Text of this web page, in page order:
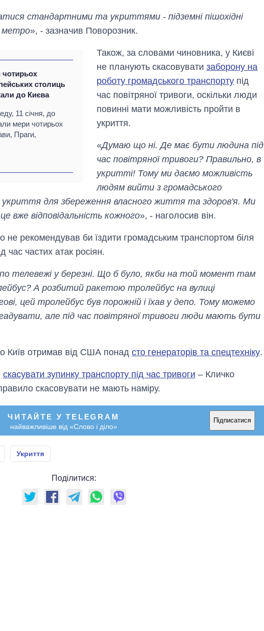
стандартними та укриттями - підземні пішохідні
метро», - зазначив Поворозник.
столиць
до Києва
11 січня, до
мери чотирьох
Праги,
Також, за словами чиновника, у Києві
не планують скасовуватизаборону на
роботу громадського транспорту під
час повітряної тривоги, оскільки люди
повинні мати можливість пройти в
укриття.
«Думаю що ні. Де має бути людина під
час повітряної тривоги? Правильно, в
укритті! Тому ми даємо можливість
людям вийти з громадського
для збереження власного життя та здоров'я. Ми
вже відповідальність кожного», - наголосив він.
рекомендував би їздити громадським транспортом біля
час частих атак росіян.
телевежі у березні. Що б було, якби на той момент там
А розбитий ракетою тролейбус на вулиці
цей тролейбус був порожній і їхав у депо. Тому можемо
але під час повітряної тривоги люди мають бути
Київ отримав від США понад сто генераторів та спецтехніку.
скасувати зупинку транспорту під час тривоги – Кличко
скасовувати не мають наміру.
ЧИТАЙТЕ У TELEGRAM
найважливіше від «Слово і діло»
Підписатися
Укриття
Поділитися: